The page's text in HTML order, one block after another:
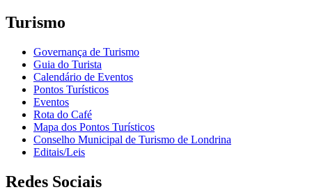
Turismo
Governança de Turismo
Guia do Turista
Calendário de Eventos
Pontos Turísticos
Eventos
Rota do Café
Mapa dos Pontos Turísticos
Conselho Municipal de Turismo de Londrina
Editais/Leis
Redes Sociais